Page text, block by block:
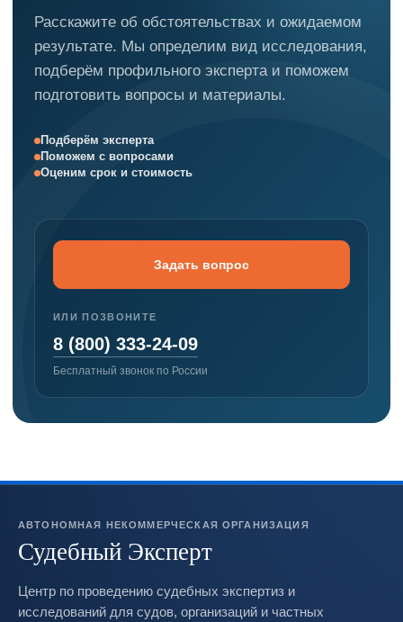
Расскажите об обстоятельствах и ожидаемом
результате. Мы определим вид исследования,
подберём профильного эксперта и поможем
подготовить вопросы и материалы.
Подберём эксперта
Поможем с вопросами
Оценим срок и стоимость
Задать вопрос
ИЛИ ПОЗВОНИТЕ
8 (800) 333-24-09
Бесплатный звонок по России
АВТОНОМНАЯ НЕКОММЕРЧЕСКАЯ ОРГАНИЗАЦИЯ
Судебный Эксперт
Центр по проведению судебных экспертиз и
исследований для судов, организаций и частных